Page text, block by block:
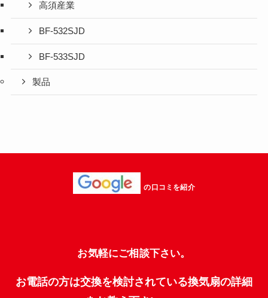
高須産業
BF-532SJD
BF-533SJD
製品
の口コミを紹介
お気軽にご相談下さい。
お電話の方は交換を検討されている換気扇の詳細